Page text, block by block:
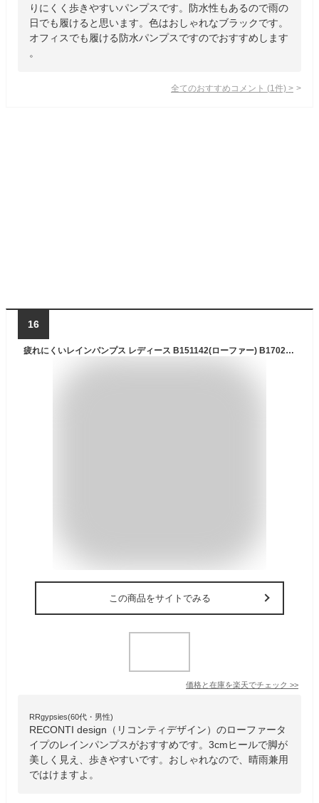
りにくく歩きやすいパンプスです。防水性もあるので雨の
日でも履けると思います。色はおしゃれなブラックです。
オフィスでも履ける防水パンプスですのでおすすめします
。
全てのおすすめコメント (1 件) >
16
疲れにくいレインパンプス レディース B151142(ローファー) B17025(バックル) 3cm防水 幅広 3E 3cmヒール 晴雨兼用 ビジネスシューズ オフィスカジュアル エナメル ブラック オーク ネイビー スムース RECONTI design B151142/B17025
この商品をサイトでみる
価格と在庫を楽天でチェック >>
RRgypsies(60代・男性)
RECONTI design（リコンティデザイン）のローファータ
イプのレインパンプスがおすすめです。3cmヒールで脚が
美しく見え、歩きやすいです。おしゃれなので、晴雨兼用
ではけますよ。